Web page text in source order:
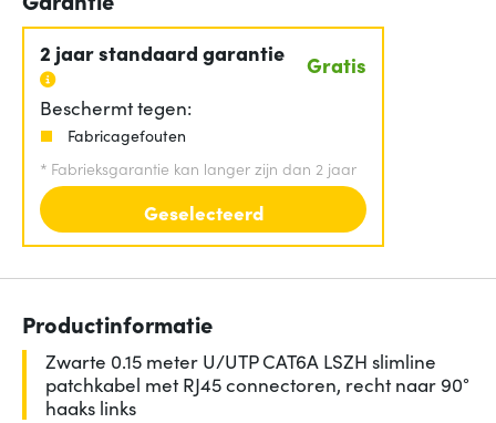
2 jaar standaard garantie Gratis
Beschermt tegen:
Fabricagefouten
* Fabrieksgarantie kan langer zijn dan 2 jaar
Geselecteerd
Productinformatie
Zwarte 0.15 meter U/UTP CAT6A LSZH slimline
patchkabel met RJ45 connectoren, recht naar 90°
haaks links